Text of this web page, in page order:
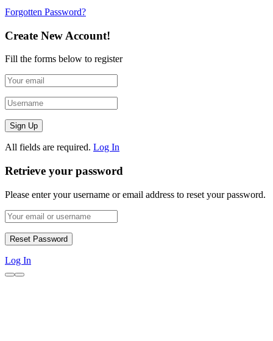
Forgotten Password?
Create New Account!
Fill the forms below to register
All fields are required. Log In
Retrieve your password
Please enter your username or email address to reset your password.
Log In